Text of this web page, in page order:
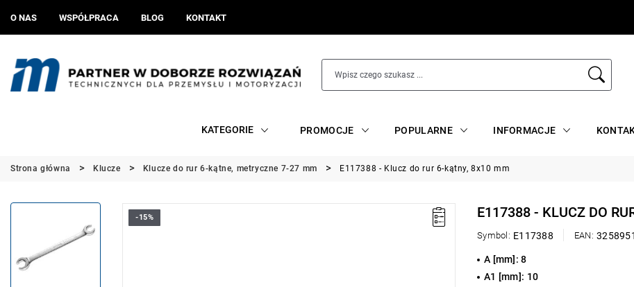
O NAS WSPÓŁPRACA BLOG KONTAKT
KATEGORIE PROMOCJE POPULARNE INFORMACJE
Strona główna Klucze Klucze do rur 6-kątne, metryczne 7-27 mm E117388 - Klucz do rur 6-kątny, 8x10 mm
-15% E117388 - KLUCZ DO
Symbol: E117388 EAN:
A [mm]: 8
A1 [mm]: 10